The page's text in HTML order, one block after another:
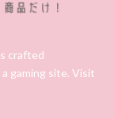
crafted
gaming site. Visit